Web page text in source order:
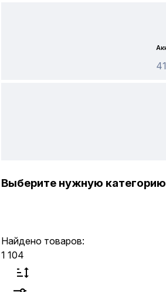
Выберите нужную категорию
Найдено товаров:
1 104